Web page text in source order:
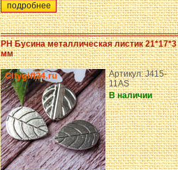
подробнее
PH Бусина металлическая листик 21*17*3
мм
Артикул: J415-
11AS
В наличии